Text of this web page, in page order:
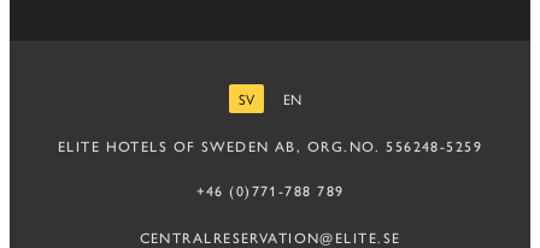
SV
EN
ELITE HOTELS OF SWEDEN AB, ORG.NO. 556248-5259
+46 (0)771-788 789
CENTRALRESERVATION@ELITE.SE